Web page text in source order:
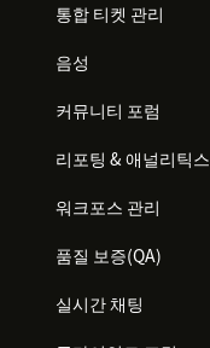
통합 티켓 관리
음성
커뮤니티 포럼
리포팅 & 애널리틱스
워크포스 관리
품질 보증(QA)
실시간 채팅